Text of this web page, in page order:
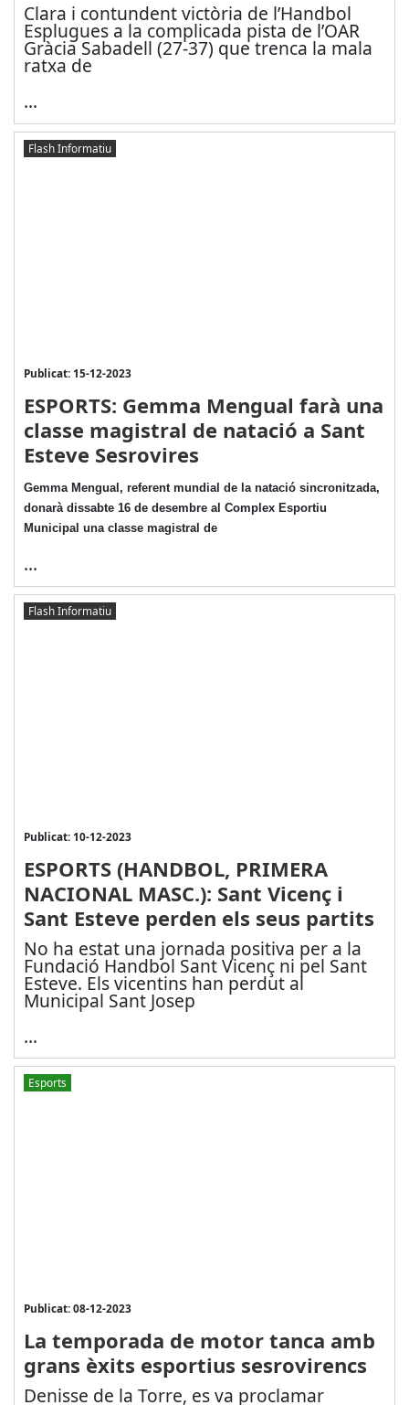
Clara i contundent victòria de l’Handbol
Esplugues a la complicada pista de l’OAR
Gràcia Sabadell (27-37) que trenca la mala
ratxa de
...
Flash Informatiu
Publicat: 15-12-2023
ESPORTS: Gemma Mengual farà una
classe magistral de natació a Sant
Esteve Sesrovires
Gemma Mengual, referent mundial de la natació sincronitzada,
donarà dissabte 16 de desembre al Complex Esportiu
Municipal una classe magistral de
...
Flash Informatiu
Publicat: 10-12-2023
ESPORTS (HANDBOL, PRIMERA
NACIONAL MASC.): Sant Vicenç i
Sant Esteve perden els seus partits
No ha estat una jornada positiva per a la
Fundació Handbol Sant Vicenç ni pel Sant
Esteve. Els vicentins han perdut al
Municipal Sant Josep
...
Esports
Publicat: 08-12-2023
La temporada de motor tanca amb
grans èxits esportius sesrovirencs
Denisse de la Torre, es va proclamar